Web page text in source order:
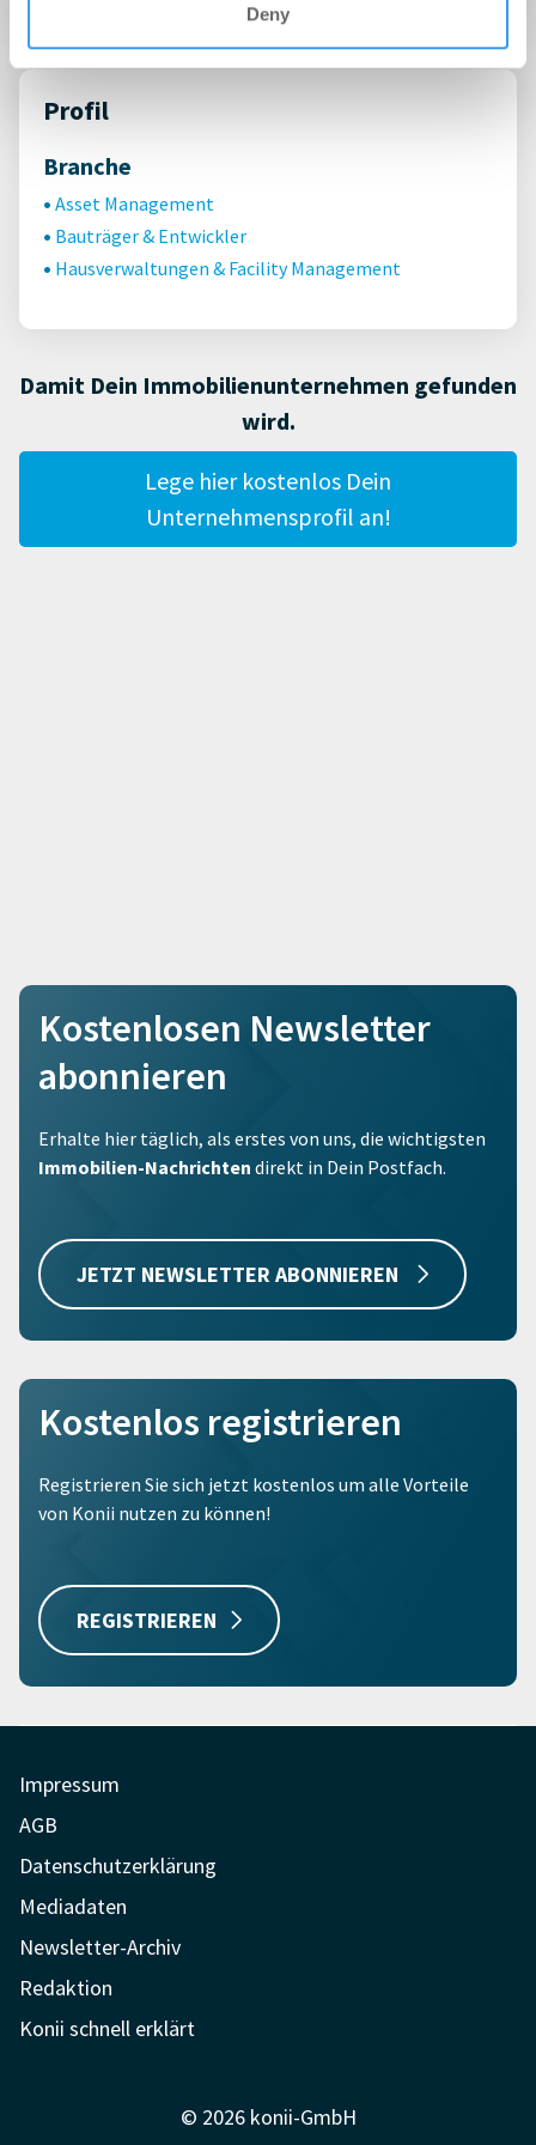
Deny
Profil
Branche
Asset Management
Bauträger & Entwickler
Hausverwaltungen & Facility Management
Damit Dein Immobilienunternehmen gefunden
wird.
Lege hier kostenlos Dein
Unternehmensprofil an!
Kostenlosen Newsletter
abonnieren
Erhalte hier täglich, als erstes von uns, die wichtigsten
Immobilien-Nachrichten direkt in Dein Postfach.
JETZT NEWSLETTER ABONNIEREN
Kostenlos registrieren
Registrieren Sie sich jetzt kostenlos um alle Vorteile
von Konii nutzen zu können!
REGISTRIEREN
Impressum
AGB
Datenschutzerklärung
Mediadaten
Newsletter-Archiv
Redaktion
Konii schnell erklärt
© 2026 konii-GmbH